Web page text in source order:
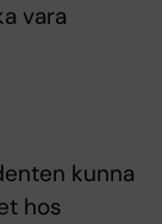
vara
kunna
hos